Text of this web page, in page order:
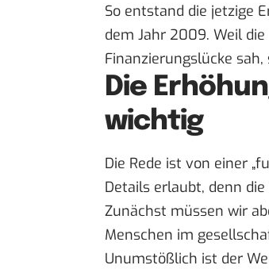
So entstand die jetzige
dem Jahr 2009. Weil
Finanzierungslücke
Die
wichtig
Die Rede ist von einer
Details erlaubt, denn
Zunächst müssen wir
Menschen im
Unumstößlich ist der